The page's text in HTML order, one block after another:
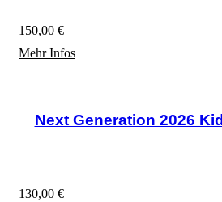
150,00 €
Mehr Infos
Next Generation 2026
130,00 €